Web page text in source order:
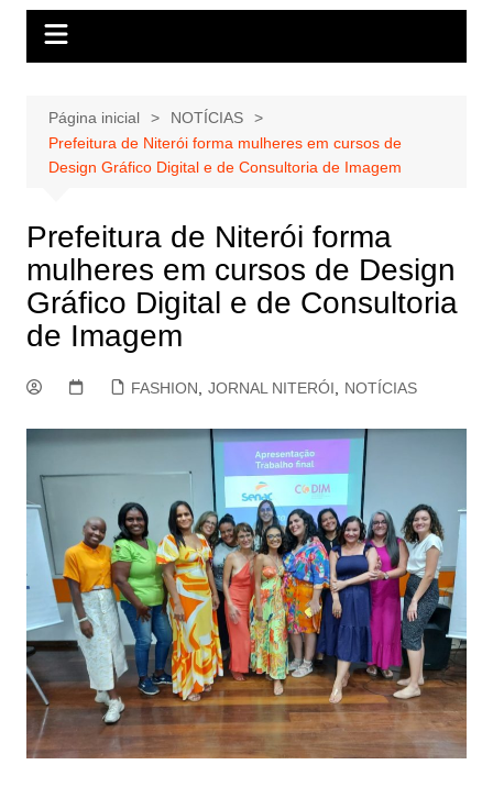
Página inicial
NOTÍCIAS
Prefeitura de Niterói forma mulheres em cursos de
Design Gráfico Digital e de Consultoria de Imagem
Prefeitura de Niterói forma
mulheres em cursos de Design
Gráfico Digital e de Consultoria
de Imagem
FASHION JORNAL NITERÓI NOTÍCIAS